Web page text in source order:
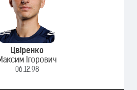
Цвіренко
Ігорович
06.12.98